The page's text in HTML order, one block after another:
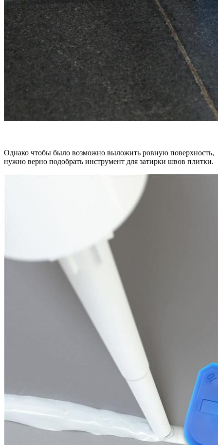
Однако чтобы было возможно выложить ровную поверхность,
нужно верно подобрать инструмент для затирки швов плитки.